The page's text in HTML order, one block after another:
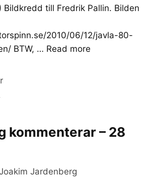
Bildkredd till Fredrik Pallin. Bilden
2010/06/12/javla-80-
BTW, … Read more
kommenterar – 28
Jardenberg